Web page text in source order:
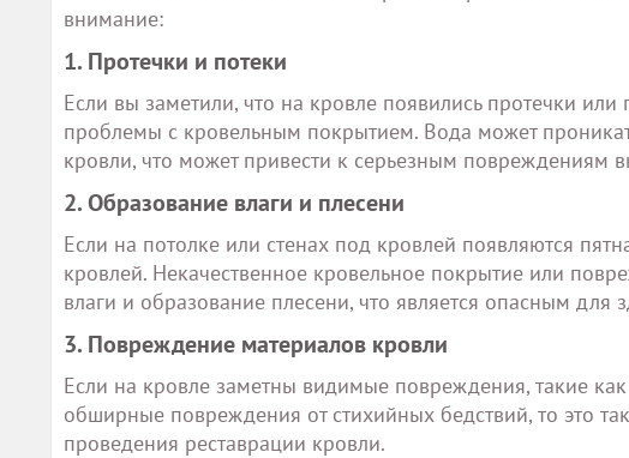
внимание:
1. Протечки и потеки
Если вы заметили, что на кровле появились протечки
проблемы с кровельным покрытием. Вода может
кровли, что может привести к серьезным повреждениям
2. Образование влаги и плесени
Если на потолке или стенах под кровлей появляются
кровлей. Некачественное кровельное покрытие или
влаги и образование плесени, что является опасным для
3. Повреждение материалов кровли
Если на кровле заметны видимые повреждения, такие
обширные повреждения от стихийных бедствий, то это
проведения реставрации кровли.